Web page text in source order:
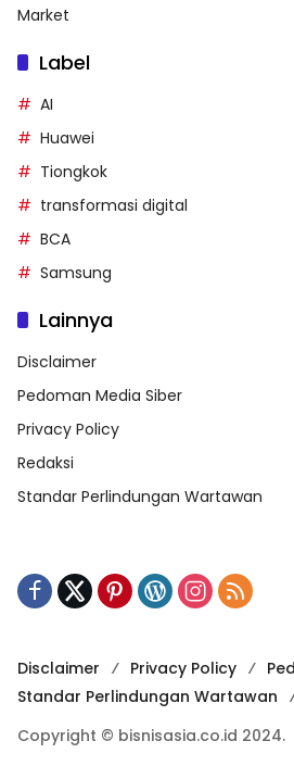
Market
Label
AI
Huawei
Tiongkok
transformasi digital
BCA
Samsung
Lainnya
Disclaimer
Pedoman Media Siber
Privacy Policy
Redaksi
Standar Perlindungan Wartawan
Disclaimer Privacy Policy
Standar Perlindungan Wartawan
Copyright © bisnisasia.co.id 2024.